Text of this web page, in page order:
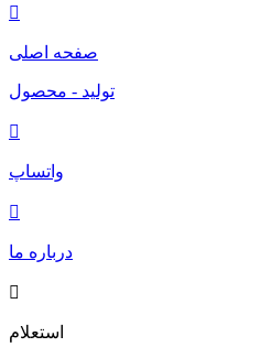

صفحه اصلی
تولید - محصول

واتساپ

درباره ما

استعلام